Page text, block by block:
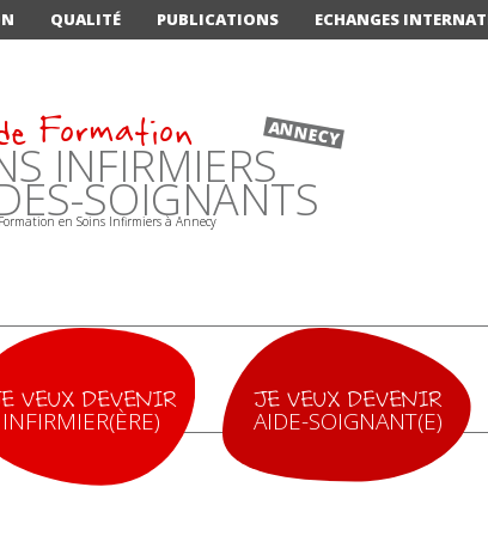
QUALITÉ PUBLICATIONS ECHANGES
Formation
INFIRMIERS
SOIGNANTS
ANNECY
VEUX DEVENIR
INFIRMIER(ÈRE)
JE VEUX DEVENIR
AIDE-SOIGNANT(E)